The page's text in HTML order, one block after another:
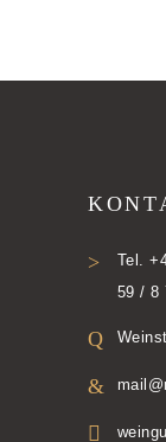
Tel.
59 / 8